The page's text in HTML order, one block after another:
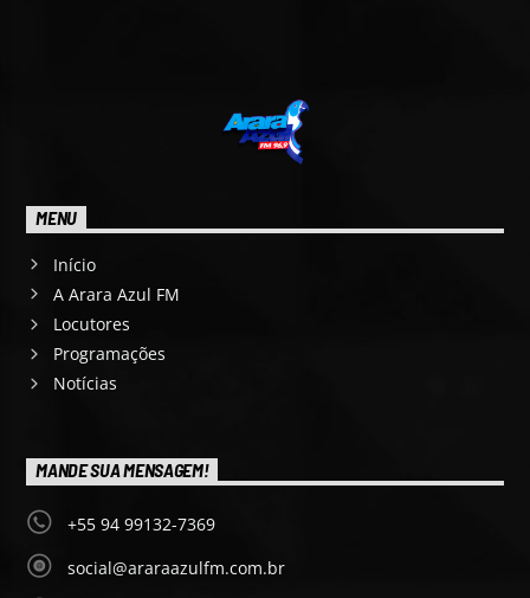
MENU
Início
A Arara Azul FM
Locutores
Programações
Notícias
MANDE SUA MENSAGEM!
+55 94 99132-7369
social@araraazulfm.com.br